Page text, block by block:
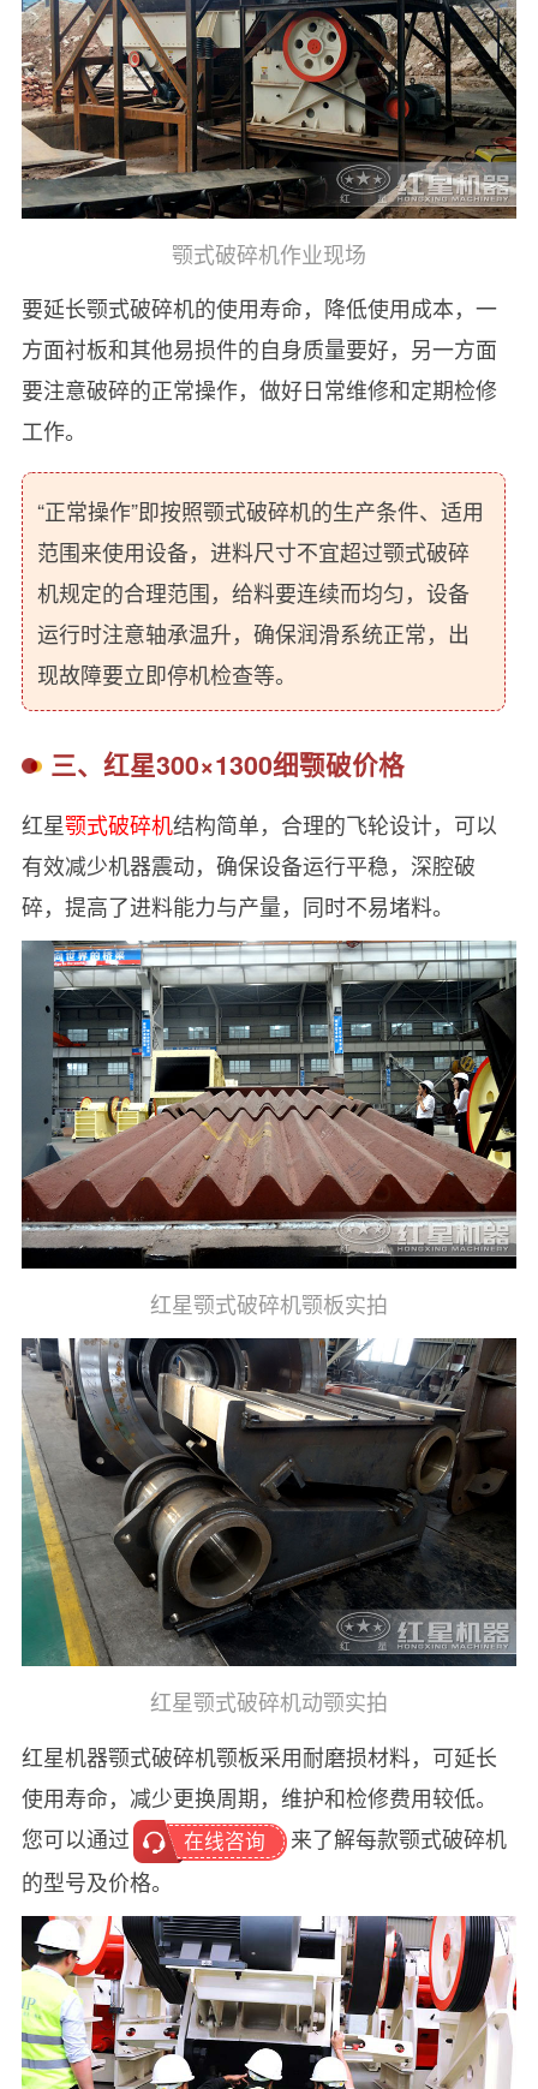
颚式破碎机作业现场
要延长颚式破碎机的使用寿命，降低使用成本，一
方面衬板和其他易损件的自身质量要好，另一方面
要注意破碎的正常操作，做好日常维修和定期检修
工作。
“正常操作”即按照颚式破碎机的生产条件、适用
范围来使用设备，进料尺寸不宜超过颚式破碎
机规定的合理范围，给料要连续而均匀，设备
运行时注意轴承温升，确保润滑系统正常，出
现故障要立即停机检查等。
三、红星300×1300细颚破价格
红星颚式破碎机结构简单，合理的飞轮设计，可以
有效减少机器震动，确保设备运行平稳，深腔破
碎，提高了进料能力与产量，同时不易堵料。
红星颚式破碎机颚板实拍
红星颚式破碎机动颚实拍
红星机器颚式破碎机颚板采用耐磨损材料，可延长
使用寿命，减少更换周期，维护和检修费用较低。
您可以通过
在线咨询
来了解每款颚式破碎机
的型号及价格。